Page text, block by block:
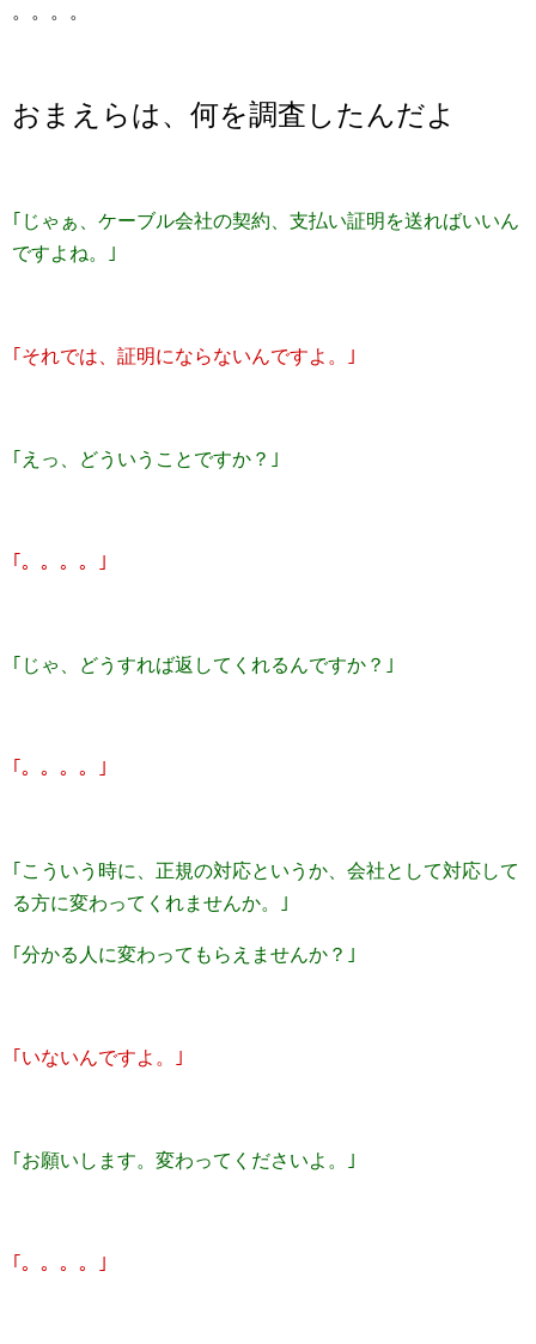
。。。。
おまえらは、何を調査したんだよ
｢じゃぁ、ケーブル会社の契約、支払い証明を送ればいいん
ですよね。｣
｢それでは、証明にならないんですよ。｣
｢えっ、どういうことですか？｣
｢。。。。｣
｢じゃ、どうすれば返してくれるんですか？｣
｢。。。。｣
｢こういう時に、正規の対応というか、会社として対応して
る方に変わってくれませんか。｣
｢分かる人に変わってもらえませんか？｣
｢いないんですよ。｣
｢お願いします。変わってくださいよ。｣
｢。。。。｣